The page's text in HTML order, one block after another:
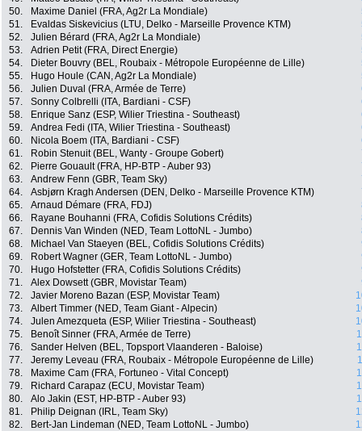
50.
Maxime Daniel (FRA, Ag2r La Mondiale)
51.
Evaldas Siskevicius (LTU, Delko - Marseille Provence KTM)
52.
Julien Bérard (FRA, Ag2r La Mondiale)
53.
Adrien Petit (FRA, Direct Energie)
54.
Dieter Bouvry (BEL, Roubaix - Métropole Européenne de Lille)
55.
Hugo Houle (CAN, Ag2r La Mondiale)
56.
Julien Duval (FRA, Armée de Terre)
57.
Sonny Colbrelli (ITA, Bardiani - CSF)
58.
Enrique Sanz (ESP, Wilier Triestina - Southeast)
59.
Andrea Fedi (ITA, Wilier Triestina - Southeast)
60.
Nicola Boem (ITA, Bardiani - CSF)
61.
Robin Stenuit (BEL, Wanty - Groupe Gobert)
62.
Pierre Gouault (FRA, HP-BTP - Auber 93)
63.
Andrew Fenn (GBR, Team Sky)
64.
Asbjørn Kragh Andersen (DEN, Delko - Marseille Provence KTM)
65.
Arnaud Démare (FRA, FDJ)
66.
Rayane Bouhanni (FRA, Cofidis Solutions Crédits)
67.
Dennis Van Winden (NED, Team LottoNL - Jumbo)
68.
Michael Van Staeyen (BEL, Cofidis Solutions Crédits)
69.
Robert Wagner (GER, Team LottoNL - Jumbo)
70.
Hugo Hofstetter (FRA, Cofidis Solutions Crédits)
71.
Alex Dowsett (GBR, Movistar Team)
72.
Javier Moreno Bazan (ESP, Movistar Team)
73.
Albert Timmer (NED, Team Giant - Alpecin)
74.
Julen Amezqueta (ESP, Wilier Triestina - Southeast)
75.
Benoît Sinner (FRA, Armée de Terre)
76.
Sander Helven (BEL, Topsport Vlaanderen - Baloise)
77.
Jeremy Leveau (FRA, Roubaix - Métropole Européenne de Lille)
78.
Maxime Cam (FRA, Fortuneo - Vital Concept)
79.
Richard Carapaz (ECU, Movistar Team)
80.
Alo Jakin (EST, HP-BTP - Auber 93)
81.
Philip Deignan (IRL, Team Sky)
82.
Bert-Jan Lindeman (NED, Team LottoNL - Jumbo)